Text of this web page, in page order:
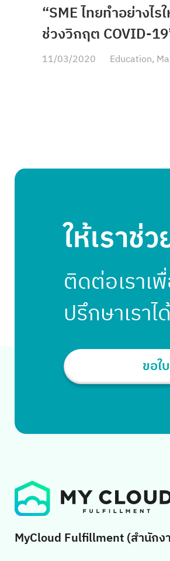
“SME ไทยทำอย่างไ
ช่วงวิกฤต COVID-
11/03/2020 Education,
ให้เรา
ติดต่อเราเ
ปรึกษาเรา
ขอใ
MyCloud Fulfillment (สำนักง